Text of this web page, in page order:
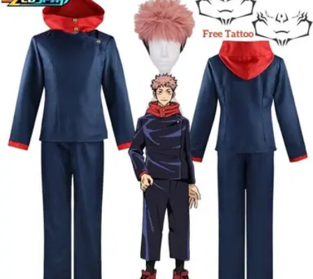
Disfraces Halloween
Listas y ConsejosGuías y
TutorialesTendenciasComparativosDisfraces Clásicos
Disfraces Halloween